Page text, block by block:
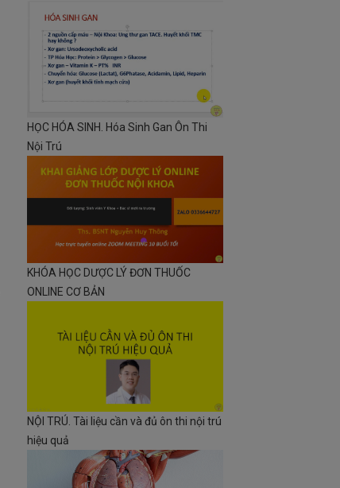
HỌC HÓA SINH. Hóa Sinh Gan Ôn Thi
Nội Trú
KHÓA HỌC DƯỢC LÝ ĐƠN THUỐC
ONLINE CƠ BẢN
NỘI TRÚ. Tài liệu cần và đủ ôn thi nội trú
hiệu quả